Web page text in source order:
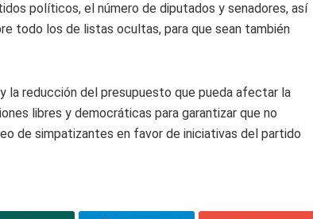
políticos, el número de diputados y senadores, así
todo los de listas ocultas, para que sean también
la reducción del presupuesto que pueda afectar la
libres y democráticas para garantizar que no
de simpatizantes en favor de iniciativas del partido